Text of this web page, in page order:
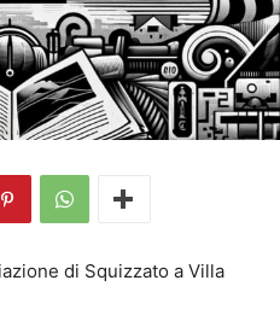
di Squizzato a Villa